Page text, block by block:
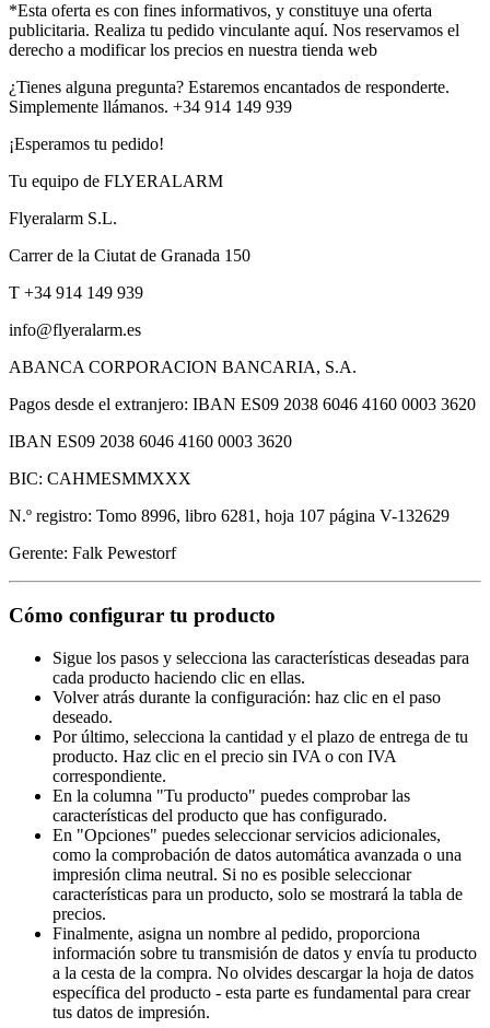
*Esta oferta es con fines informativos, y constituye una oferta
publicitaria. Realiza tu pedido vinculante aquí. Nos reservamos el
derecho a modificar los precios en nuestra tienda web
¿Tienes alguna pregunta? Estaremos encantados de responderte.
Simplemente llámanos. +34 914 149 939
¡Esperamos tu pedido!
Tu equipo de FLYERALARM
Flyeralarm S.L.
Carrer de la Ciutat de Granada 150
T +34 914 149 939
info@flyeralarm.es
ABANCA CORPORACION BANCARIA, S.A.
Pagos desde el extranjero: IBAN ES09 2038 6046 4160 0003 3620
IBAN ES09 2038 6046 4160 0003 3620
BIC: CAHMESMMXXX
N.º registro: Tomo 8996, libro 6281, hoja 107 página V-132629
Gerente: Falk Pewestorf
Cómo configurar tu producto
Sigue los pasos y selecciona las características deseadas para
cada producto haciendo clic en ellas.
Volver atrás durante la configuración: haz clic en el paso
deseado.
Por último, selecciona la cantidad y el plazo de entrega de tu
producto. Haz clic en el precio sin IVA o con IVA
correspondiente.
En la columna "Tu producto" puedes comprobar las
características del producto que has configurado.
En "Opciones" puedes seleccionar servicios adicionales,
como la comprobación de datos automática avanzada o una
impresión clima neutral. Si no es posible seleccionar
características para un producto, solo se mostrará la tabla de
precios.
Finalmente, asigna un nombre al pedido, proporciona
información sobre tu transmisión de datos y envía tu producto
a la cesta de la compra. No olvides descargar la hoja de datos
específica del producto - esta parte es fundamental para crear
tus datos de impresión.